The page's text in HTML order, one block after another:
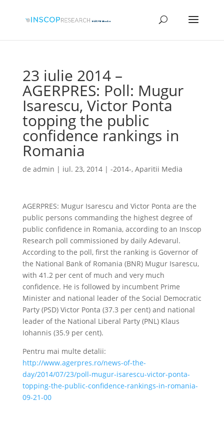
23 iulie 2014 –
AGERPRES: Poll: Mugur
Isarescu, Victor Ponta
topping the public
confidence rankings in
Romania
de admin | iul. 23, 2014| -2014-, Aparitii Media
AGERPRES: Mugur Isarescu and Victor Ponta are the
public persons commanding the highest degree of
public confidence in Romania, according to an Inscop
Research poll commissioned by daily Adevarul.
According to the poll, first the ranking is Governor of
the National Bank of Romania (BNR) Mugur Isarescu,
with 41.2 per cent of much and very much
confidence. He is followed by incumbent Prime
Minister and national leader of the Social Democratic
Party (PSD) Victor Ponta (37.3 per cent) and national
leader of the National Liberal Party (PNL) Klaus
Iohannis (35.9 per cent).
Pentru mai multe detalii:
http://www.agerpres.ro/news-of-the-
day/2014/07/23/poll-mugur-isarescu-victor-ponta-
topping-the-public-confidence-rankings-in-romania-
09-21-00